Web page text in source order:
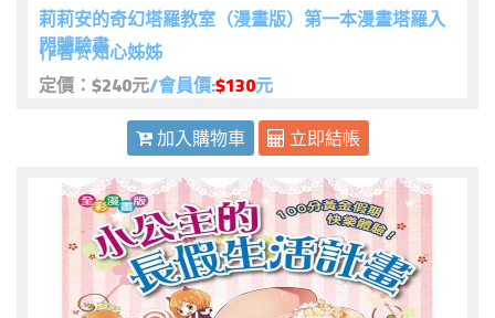
莉莉安的奇幻塔羅教室（漫畫版）第一本漫畫塔羅入
門體驗書
作者☆知心姊姊
定價：$240元/會員價:$130元
加入購物車
立即結帳